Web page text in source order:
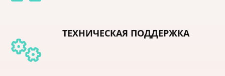
ТЕХНИЧЕСКАЯ ПОДДЕРЖКА